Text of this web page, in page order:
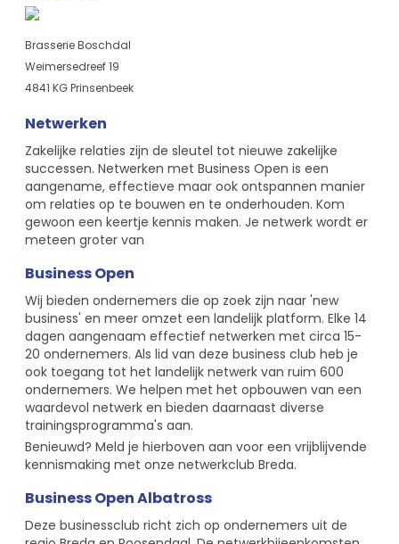
Brasserie Boschdal
Weimersedreef 19
4841 KG Prinsenbeek
Netwerken
Zakelijke relaties zijn de sleutel tot nieuwe zakelijke
successen. Netwerken met Business Open is een
aangename, effectieve maar ook ontspannen manier
om relaties op te bouwen en te onderhouden. Kom
gewoon een keertje kennis maken. Je netwerk wordt er
meteen groter van
Business Open
Wij bieden ondernemers die op zoek zijn naar 'new
business' en meer omzet een landelijk platform. Elke 14
dagen aangenaam effectief netwerken met circa 15-
20 ondernemers. Als lid van deze business club heb je
ook toegang tot het landelijk netwerk van ruim 600
ondernemers. We helpen met het opbouwen van een
waardevol netwerk en bieden daarnaast diverse
trainingsprogramma's aan.
Benieuwd? Meld je hierboven aan voor een vrijblijvende
kennismaking met onze netwerkclub Breda.
Business Open Albatross
Deze businessclub richt zich op ondernemers uit de